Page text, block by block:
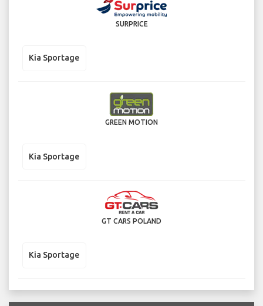
SURPRICE
Kia Sportage
GREEN MOTION
Kia Sportage
GT CARS POLAND
Kia Sportage